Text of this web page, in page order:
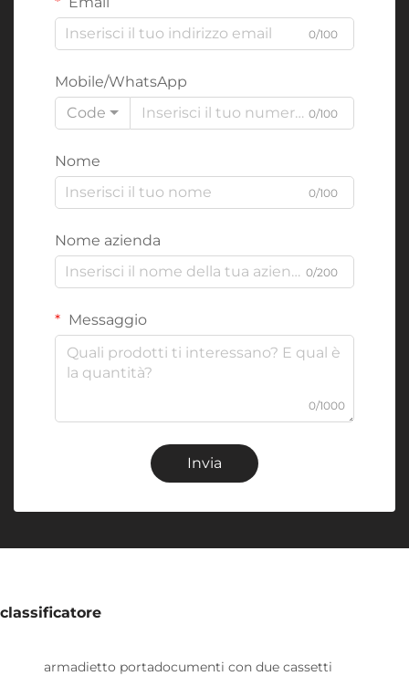
0/100
Mobile/WhatsApp
Code
0/100
Nome
0/100
Nome azienda
0/200
Messaggio
0/1000
Invia
classificatore
armadietto portadocumenti con due cassetti